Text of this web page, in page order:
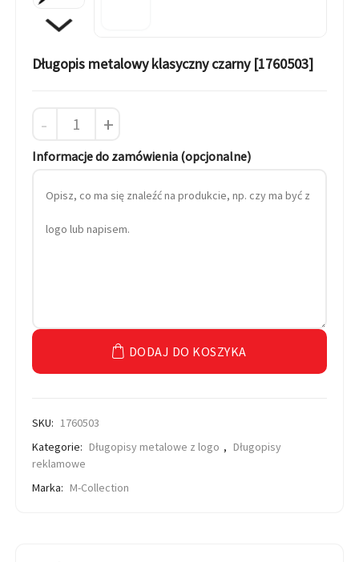
Długopis metalowy klasyczny czarny [1760503]
- +
Informacje do zamówienia (opcjonalne)
DODAJ DO KOSZYKA
SKU: 1760503
Kategorie: Długopisy metalowe z logo , Długopisy
reklamowe
Marka: M-Collection